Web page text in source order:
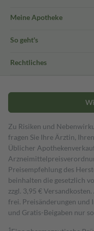
Meine Apotheke
So geht's
Rechtliches
Zu Risiken und
fragen Sie Ihre Ärztin,
Üblicher
Preisempfehlung des
beinhalten die gesetzlich
zzgl. 3,95 €
frei. Preisänderungen
und Gratis-Beigaben nur
1